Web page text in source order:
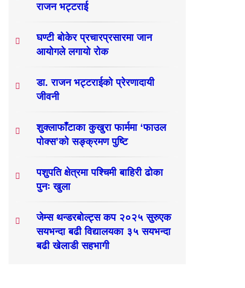
राजन भट्टराई
घण्टी बोकेर प्रचारप्रसारमा जान
आयोगले लगायो रोक
डा. राजन भट्टराईको प्रेरणादायी
जीवनी
शुक्लाफाँटाका कुखुरा फार्ममा ‘फाउल
पोक्स’को सङ्क्रमण पुष्टि
पशुपति क्षेत्रमा पश्चिमी बाहिरी ढोका
पुनः खुला
जेम्स थन्डरबोल्ट्स कप २०२५ सुरुएक
सयभन्दा बढी विद्यालयका ३५ सयभन्दा
बढी खेलाडी सहभागी